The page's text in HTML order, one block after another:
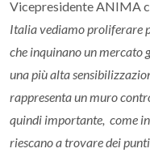
Vicepresidente ANIMA
Italia vediamo proliferare
che inquinano un mercato
una più alta
rappresenta un muro
quindi importante, come
riescano a trovare dei